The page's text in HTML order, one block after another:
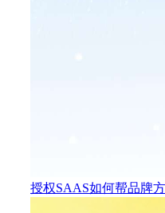
授权SAAS如何帮品牌